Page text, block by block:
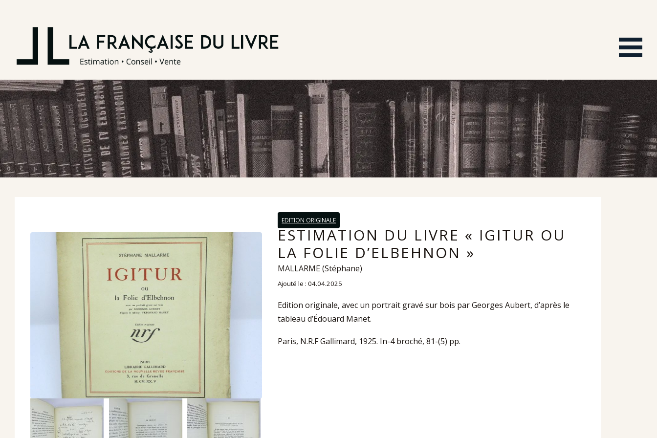
EDITION ORIGINALE
ESTIMATION DU LIVRE « IGITUR OU
LA FOLIE D’ELBEHNON »
MALLARME (Stéphane)
Ajouté le : 04.04.2025
Edition originale, avec un portrait gravé sur bois par Georges Aubert, d’après le
tableau d’Édouard Manet.
Paris, N.R.F Gallimard, 1925. In-4 broché, 81-(5) pp.